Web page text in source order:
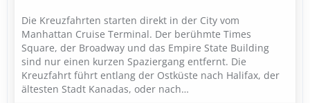
Die Kreuzfahrten starten direkt in der City vom
Manhattan Cruise Terminal. Der berühmte Times
Square, der Broadway und das Empire State Building
sind nur einen kurzen Spaziergang entfernt. Die
Kreuzfahrt führt entlang der Ostküste nach Halifax, der
ältesten Stadt Kanadas, oder nach…